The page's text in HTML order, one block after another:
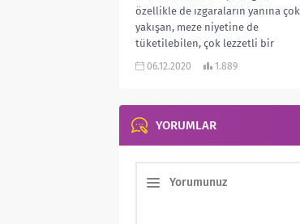
özellikle de ızgaraların yanına çok
yakışan, meze niyetine de
tüketilebilen, çok lezzetli bir
Patlıcan Salatası tarifi...
06.12.2020 1.889
YORUMLAR